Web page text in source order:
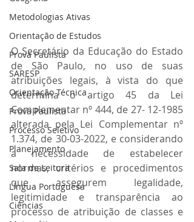
Metodologias Ativas
Orientação de Estudos
Prova Paulista
SARESP
Orientação Técnica
Prova Paulista
Processo Seletivo
Planejamento
Sala de Leitura
Língua Portuguesa
Ciências
O Secretário da Educação do Estado
de São Paulo, no uso de suas
atribuições legais, à vista do que
determina o artigo 45 da Lei
Complementar nº 444, de 27- 12-1985
alterada pela Lei Complementar nº
1.374, de 30-03-2022, e considerando
a necessidade de estabelecer
normas, critérios e procedimentos
que assegurem legalidade,
legitimidade e transparência ao
processo de atribuição de classes e